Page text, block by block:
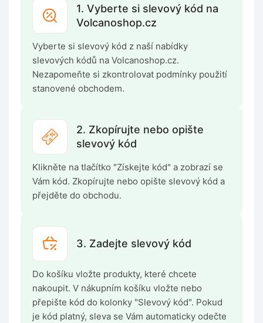
1. Vyberte si slevový kód na
Volcanoshop.cz
Vyberte si slevový kód z naší nabídky
slevových kódů na Volcanoshop.cz.
Nezapomeňte si zkontrolovat podmínky použití
stanovené obchodem.
2. Zkopírujte nebo opište
slevový kód
Klikněte na tlačítko "Získejte kód" a zobrazí se
Vám kód. Zkopírujte nebo opište slevový kód a
přejděte do obchodu.
3. Zadejte slevový kód
Do košíku vložte produkty, které chcete
nakoupit. V nákupním košíku vložte nebo
přepište kód do kolonky "Slevový kód". Pokud
je kód platný, sleva se Vám automaticky odečte